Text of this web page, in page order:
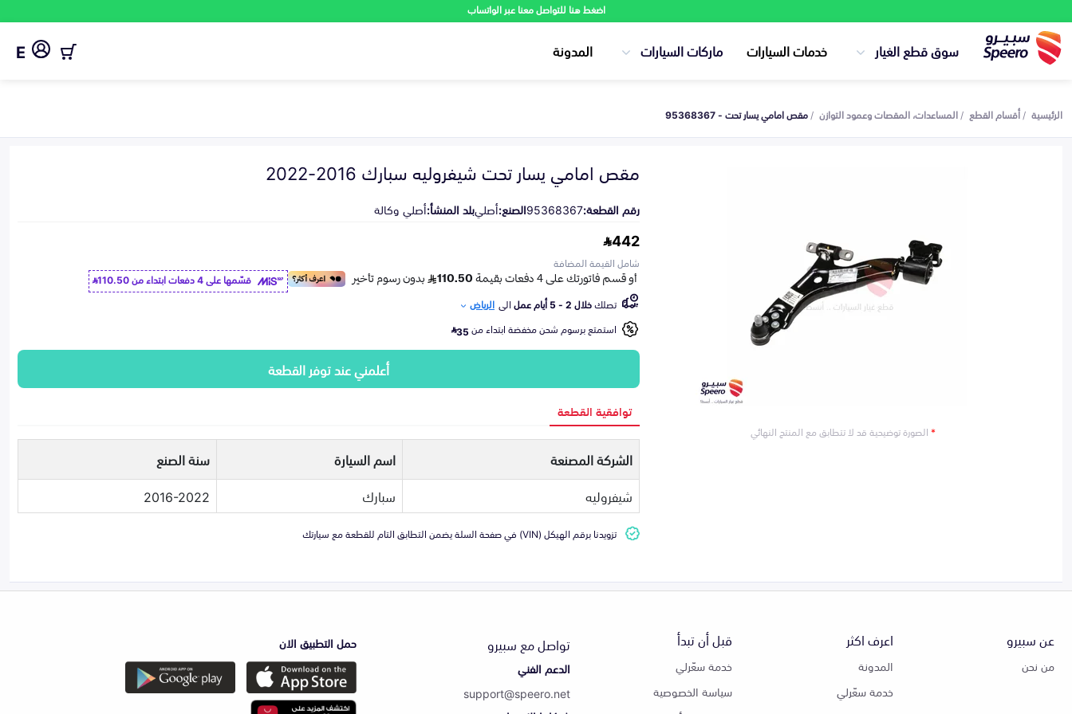
اضغط هنا للتواصل معنا عبر الواتساب
سوق قطع الغيار خدمات السيارات ماركات السيارات المدونة E
الرئيسية أقسام القطع المساعدات، المقصات وعمود التوازن مقص امامي يسار تحت - 95368367
*الصورة توضيحية قد لا تتطابق مع المنتج النهائي
مقص امامي يسار تحت شيفروليه سبارك 2016-2022
رقم القطعة:95368367الصنع:أصليبلد المنشأ:أصلي وكالة
442
شامل القيمة المضافة
قسّمها على 4 دفعات ابتداء من
110.50
تصلكخلال 2 - 5 أيام عمل الى الرياض
استمتع برسوم شحن مخفضة ابتداء من35
أعلمني عند توفر القطعة
توافقية القطعة
الشركة المصنعة اسم السيارة
سنة الصنع
شيفروليه
سبارك 2016-2022
تزويدنا برقم الهيكل (VIN) في صفحة السلة يضمن التطابق التام للقطعة مع سيارتك
عن سبيرو
من نحن
اعرف اكثر
المدونة
خدمة سعّرلي
قبل أن تبدأ
خدمة سعّرلي
سياسة الخصوصية
تواصل مع سبيرو
الدعم الفني
support@speero.net
حمل التطبيق الان